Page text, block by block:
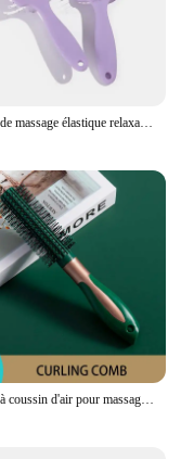
Peigne de massage élastique relaxant pour salon de coiffure, brosse à cheveux évidée carrée, support antistatique, brosse à cheveux sèche et bouclée, outils de coiffure en nylon
Peigne à coussin d'air pour massage des cheveux, brosse pour cuir chevelu, poignées d'angle, salon de coiffure, outil de coiffage pour cheveux raides et bouclés